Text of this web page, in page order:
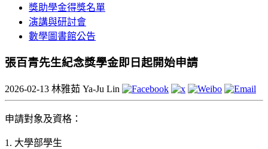
獎助學金得獎名單
演講與研討會
數學圖書館公告
張百青先生紀念獎學金即日起開始申請
2026-02-13 林雅茹 Ya-Ju Lin
申請對象及資格：
1. 大學部學生